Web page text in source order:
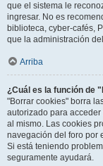
que el sistema le
ingresar. No es
biblioteca, cyber-cafés,
que la administración
Arriba
¿Cuál es la función de
"Borrar cookies" borra
autorizado para
al mismo. Las cookies
navegación del foro por
Si está teniendo
seguramente ayudará.